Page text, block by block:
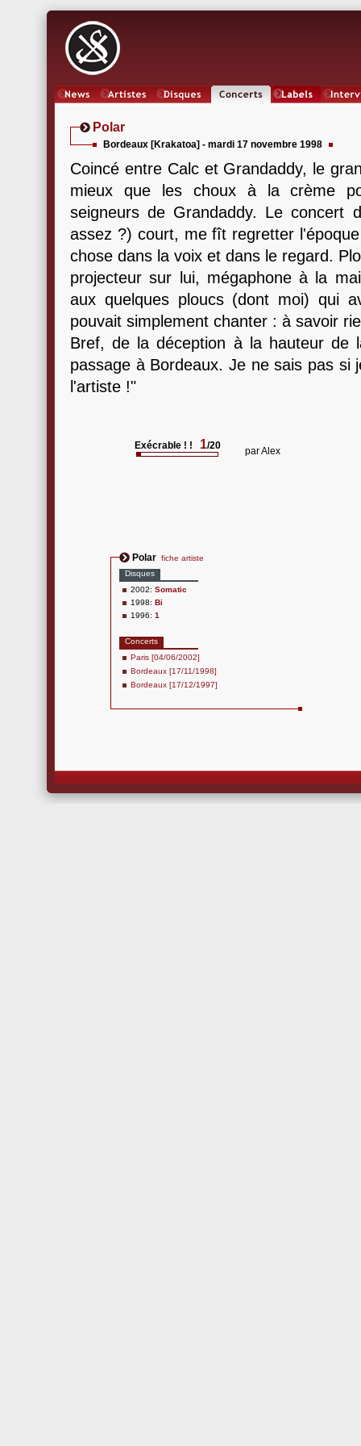
Polar
Bordeaux [Krakatoa] - mardi 17 novembre 1998
Coincé entre Calc et Grandaddy, le
mieux que les choux à la crème
seigneurs de Grandaddy. Le concert
assez ?) court, me fît regretter
chose dans la voix et dans le regard.
projecteur sur lui, mégaphone à la
aux quelques ploucs (dont moi) qui
pouvait simplement chanter : à savoir
Bref, de la déception à la hauteur de
passage à Bordeaux. Je ne sais pas si
l'artiste !"
Exécrable ! ! 1/20 parAlex
Polar fiche artiste
Disques
2002: Somatic
1998: Bi
1996: 1
Concerts
Paris [04/06/2002]
Bordeaux [17/11/1998]
Bordeaux [17/12/1997]